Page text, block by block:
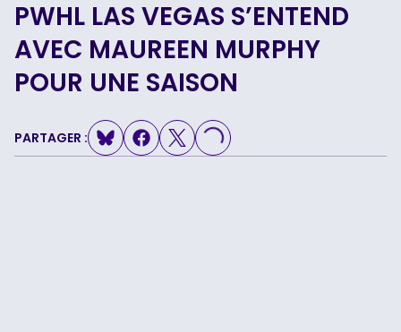
PWHL LAS VEGAS S’ENTEND
AVEC MAUREEN MURPHY
POUR UNE SAISON
PARTAGER : LOADING...